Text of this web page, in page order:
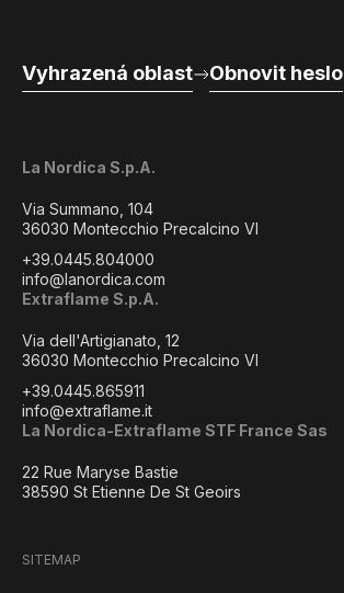
La Nordica S.p.A.
Via Summano, 104
36030 Montecchio Precalcino VI
+39.0445.804000
info@lanordica.com
Extraflame S.p.A.
Via dell'Artigianato, 12
36030 Montecchio Precalcino VI
+39.0445.865911
info@extraflame.it
La Nordica-Extraflame STF France Sas
22 Rue Maryse Bastie
38590 St Etienne De St Geoirs
Vyhrazená oblast Obnovit heslo
SITEMAP